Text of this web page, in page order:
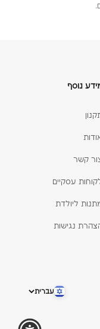
נוסף
קשר
עסקיים
ליולדת
נגישות
עברית